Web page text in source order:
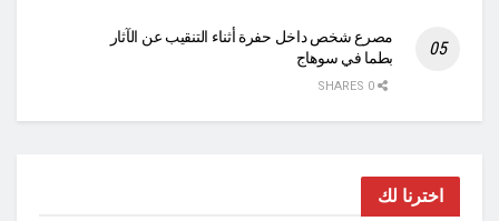
مصرع شخص داخل حفرة أثناء التنقيب عن الآثار
بطما في سوهاج
اخترنا لك